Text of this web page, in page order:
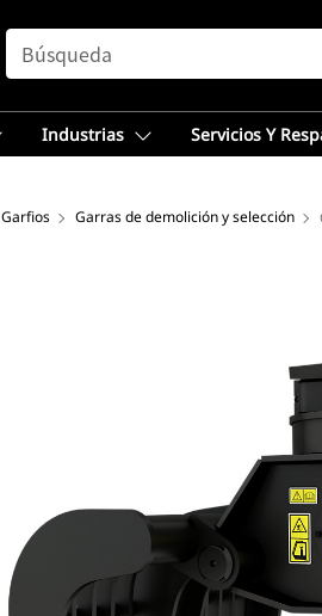
SEARCH
Industrias Servicios Y
Garfios Garras de demolición y selección